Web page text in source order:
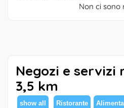
Non ci sono
Negozi e servizi
3,5 km
show all Ristorante